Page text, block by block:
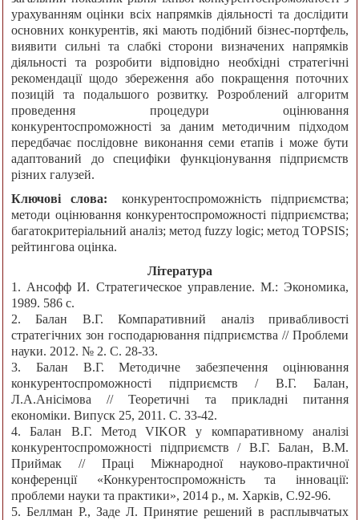
урахуванням оцінки всіх напрямків діяльності та дослідити
основних конкурентів, які мають подібний бізнес-портфель,
виявити сильні та слабкі сторони визначених напрямків
діяльності та розробити відповідно необхідні стратегічні
рекомендації щодо збереження або покращення поточних
позицій та подальшого розвитку. Розроблений алгоритм
проведення процедури оцінювання
конкурентоспроможності за даним методичним підходом
передбачає послідовне виконання семи етапів і може бути
адаптований до специфіки функціонування підприємств
різних галузей.
Ключові слова:
конкурентоспроможність підприємства;
методи оцінювання конкурентоспроможності підприємства;
багатокритеріальний аналіз; метод fuzzy logic; метод TOPSIS;
рейтингова оцінка.
Література
1. Ансофф И. Стратегическое управление. М.: Экономика,
1989. 586 с.
2. Балан В.Г. Компаративний аналіз привабливості
стратегічних зон господарювання підприємства // Проблеми
науки. 2012. № 2. С. 28-33.
3. Балан В.Г. Методичне забезпечення оцінювання
конкурентоспроможності підприємств / В.Г. Балан,
Л.А.Анісімова // Теоретичні та прикладні питання
економіки. Випуск 25, 2011. С. 33-42.
4. Балан В.Г. Метод VIKOR у компаративному аналізі
конкурентоспроможності підприємств / В.Г. Балан, В.М.
Приймак // Праці Міжнародної науково-практичної
конференції «Конкурентоспроможність та інновації:
проблеми науки та практики», 2014 р., м. Харків, С.92-96.
5. Беллман Р., Заде Л. Принятие решений в расплывчатых